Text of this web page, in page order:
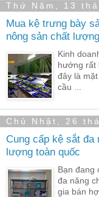
Thứ Năm, 13
Mua kệ trưng bày
nông sản chất
Kinh
hướng rất
đây là
cầu ...
Chủ Nhật, 26
Cung cấp kệ sắt đa
lượng toàn quốc
Bạn đang
đa năng
gia bán